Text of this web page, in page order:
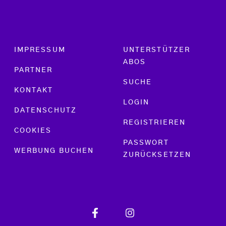
Footer menu
IMPRESSUM
PARTNER
KONTAKT
DATENSCHUTZ
COOKIES
WERBUNG BUCHEN
UNTERSTÜTZER
ABOS
SUCHE
LOGIN
REGISTRIEREN
PASSWORT
ZURÜCKSETZEN